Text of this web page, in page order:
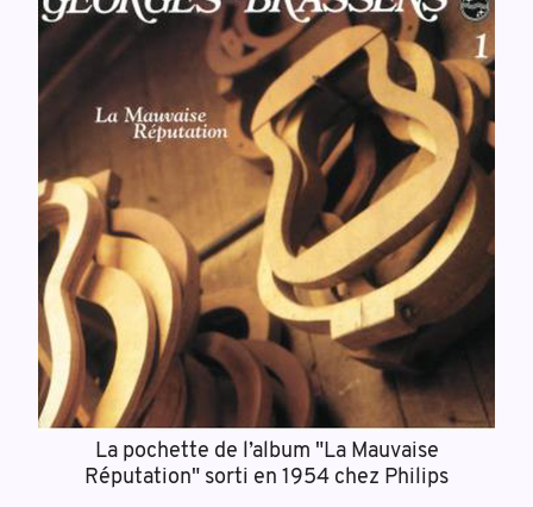
La pochette de l’album "La Mauvaise
Réputation" sorti en 1954 chez Philips